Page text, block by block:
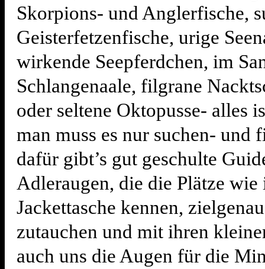
Skorpions- und Anglerfische,
Geisterfetzenfische, urige
wirkende Seepferdchen, im
Schlangenaale, filgrane
oder seltene Oktopusse- alles
man muss es nur suchen- und
dafür gibt’s gut geschulte
Adleraugen, die die Plätze wie
Jackettasche kennen,
zutauchen und mit ihren
auch uns die Augen für die